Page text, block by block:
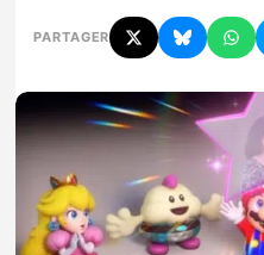
Mises à jour
Chiffres de ventes
Rumeurs
Nintendo Direct
PARTAGER